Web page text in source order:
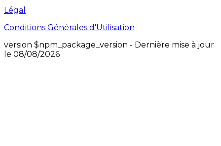
Légal
Conditions Générales d'Utilisation
version $npm_package_version - Dernière mise à jour
le 08/08/2026